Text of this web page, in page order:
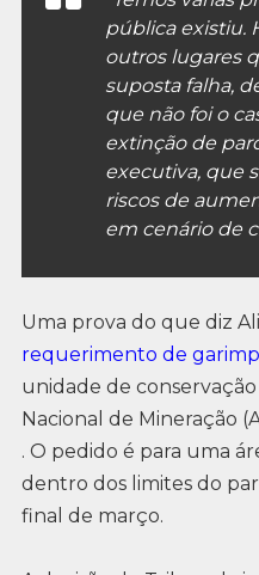
pública existiu.
outros lugares
suposta falha,
que não foi o
extinção de
executiva, que
riscos de
em cenário de
Uma prova do que diz
requerimento de
unidade de
Nacional de Mineração
. O pedido é para uma
dentro dos limites do
final de março.